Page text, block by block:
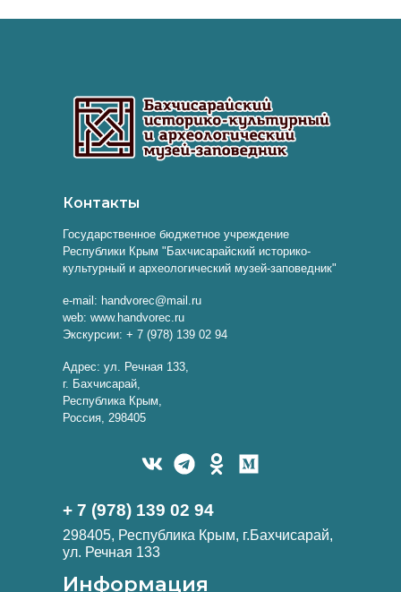
Контакты
Государственное бюджетное учреждение
Республики Крым "Бахчисарайский историко-
культурный и археологический музей-заповедник"
e-mail: handvorec@mail.ru
web: www.handvorec.ru
Экскурсии: + 7 (978) 139 02 94
Адрес: ул. Речная 133,
г. Бахчисарай,
Республика Крым,
Россия, 298405
+ 7 (978) 139 02 94
298405, Республика Крым, г.Бахчисарай,
ул. Речная 133
Информация